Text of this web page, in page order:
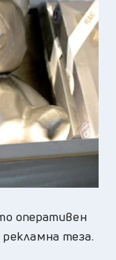
оперативен
теза.